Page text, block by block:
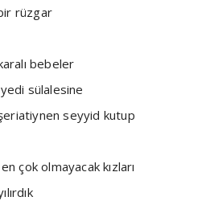
rüzgar
bebeler
sülalesine
seyyid kutup
çok olmayacak kızları